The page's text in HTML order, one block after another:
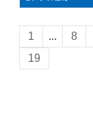
1 ... 8
19